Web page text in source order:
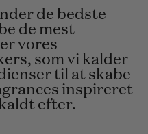
de bedste
de mest
vores
som vi kalder
til at skabe
inspireret
efter.